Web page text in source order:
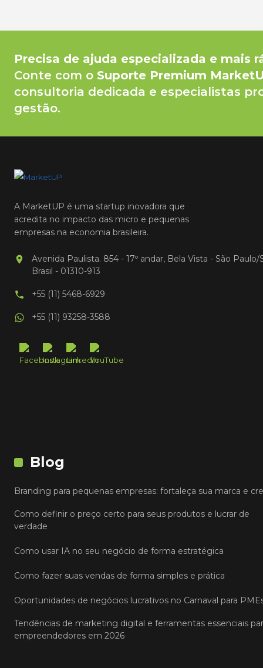
Precisa de ajuda especializada e mais
Conte com o Suporte Premium
consultoria dedicada e especialistas
gestão.
A MarketUP é uma startup inovadora que
acredita no impacto das micro e pequenas
empresas na economia brasileira.
Avenida Paulista. 854 - 17º andar, Bela Vista - São Paulo/
Brasil - 01310-913
+55 (11) 5468-6929
+55 (11) 93258-3588
Blog
Branding para pequenas empresas: fortaleça sua marca e
Como definir o preço certo para seus produtos e lucrar de
verdade
Como usar IA no seu negócio de forma estratégica
Como fazer suas vendas de forma simples e prática
Oportunidades de negócios lucrativos no Carnaval para
Tendências de marketing digital e ferramentas essenciais
empreendedores em 2026